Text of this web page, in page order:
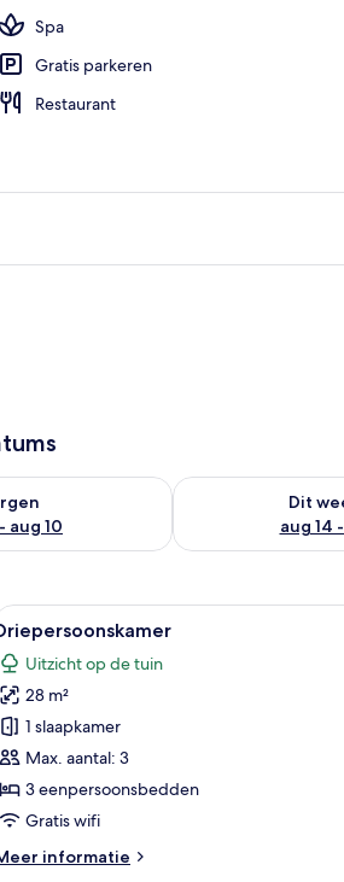
Spa
Gratis parkeren
Restaurant
9
aug 10
controleren voor morgen aug 9 - aug
Dit
aug 14
De
wandairconditioning, een decoratief
voor
Driepersoonskamer
laden
Een
7
Uitzicht op de tuin
28 m²
1 slaapkamer
Max. aantal: 3
3 eenpersoonsbedden
Gratis wifi
informatie